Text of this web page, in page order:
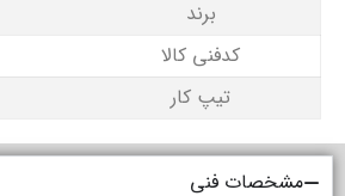
برند
کدفنی کالا
تیپ کار
مشخصات فنی